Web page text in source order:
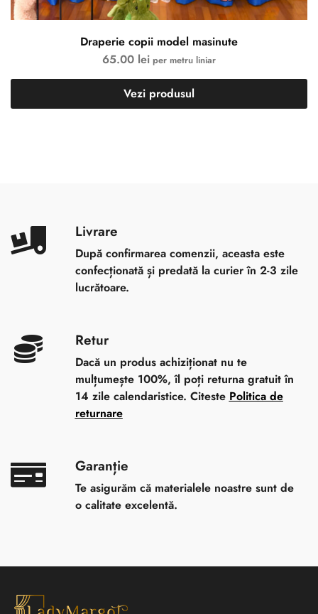
Draperie copii model masinute
65.00 lei per metru liniar
Vezi produsul
Livrare
După confirmarea comenzii, aceasta este
confecționată și predată la curier în 2-3 zile
lucrătoare.
Retur
Dacă un produs achiziționat nu te
mulțumește 100%, îl poți returna gratuit în
14 zile calendaristice. Citeste Politica de
returnare
Garanție
Te asigurăm că materialele noastre sunt de
o calitate excelentă.